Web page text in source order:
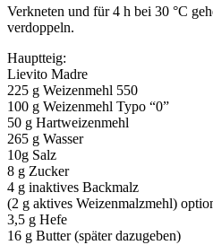
Verkneten und für 4 h bei 30 °C
verdoppeln.
Hauptteig:
Lievito Madre
225 g Weizenmehl 550
100 g Weizenmehl Typo “0”
50 g Hartweizenmehl
265 g Wasser
10g Salz
8 g Zucker
4 g inaktives Backmalz
(2 g aktives Weizenmalzmehl)
3,5 g Hefe
16 g Butter (später dazugeben)